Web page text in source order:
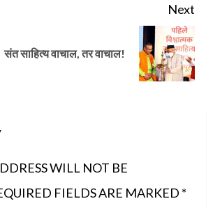
Next
संत साहित्य वाचाल, तर वाचाल!
WILL NOT BE
FIELDS ARE MARKED *